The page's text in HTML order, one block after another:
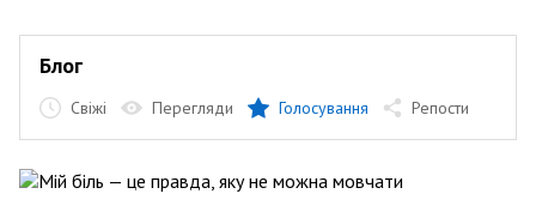
Блог
Свіжі Перегляди Голосування Репости